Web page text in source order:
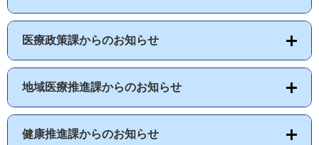
医療政策課からのお知らせ
地域医療推進課からのお知らせ
健康推進課からのお知らせ